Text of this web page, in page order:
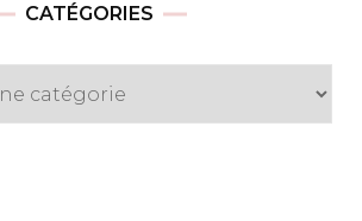
CATÉGORIES